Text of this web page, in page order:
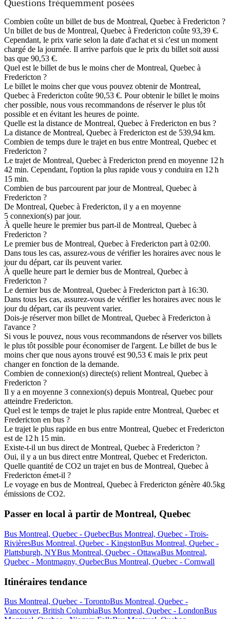
2 (+1 Des énfants)
Tripler
958 Prospect St
91,63 €
/Nuit
Questions fréquemment posées
Combien coûte un billet de bus de Montreal, Quebec à Fredericton ?
Un billet de bus de Montreal, Quebec à Fredericton coûte 93,39 €.
Cependant, le prix varie selon la date d'achat et si c'est un moment
chargé de la journée. Il arrive parfois que le prix du billet soit aussi
bas que 90,53 €.
Quel est le billet de bus le moins cher de Montreal, Quebec à
Fredericton ?
Le billet le moins cher que vous pouvez obtenir de Montreal,
Quebec à Fredericton coûte 90,53 €. Pour obtenir le billet le moins
cher possible, nous vous recommandons de réserver le plus tôt
possible et en évitant les heures de pointe.
Quelle est la distance de Montreal, Quebec à Fredericton en bus ?
La distance de Montreal, Quebec à Fredericton est de 539,94 km.
Combien de temps dure le trajet en bus entre Montreal, Quebec et
Fredericton ?
Le trajet de Montreal, Quebec à Fredericton prend en moyenne 12 h
42 min. Cependant, l'option la plus rapide vous y conduira en 12 h
15 min.
Combien de bus parcourent par jour de Montreal, Quebec à
Fredericton ?
De Montreal, Quebec à Fredericton, il y a en moyenne
5 connexion(s) par jour.
À quelle heure le premier bus part-il de Montreal, Quebec à
Fredericton ?
Le premier bus de Montreal, Quebec à Fredericton part à 02:00.
Dans tous les cas, assurez-vous de vérifier les horaires avec nous le
jour du départ, car ils peuvent varier.
À quelle heure part le dernier bus de Montreal, Quebec à
Fredericton ?
Le dernier bus de Montreal, Quebec à Fredericton part à 16:30.
Dans tous les cas, assurez-vous de vérifier les horaires avec nous le
jour du départ, car ils peuvent varier.
Dois-je réserver mon billet de Montreal, Quebec à Fredericton à
l'avance ?
Si vous le pouvez, nous vous recommandons de réserver vos billets
le plus tôt possible pour économiser de l'argent. Le billet de bus le
moins cher que nous ayons trouvé est 90,53 € mais le prix peut
changer en fonction de la demande.
Combien de connexion(s) directe(s) relient Montreal, Quebec à
Il y a en moyenne 3 connexion(s) depuis Montreal, Quebec pour
Quel est le temps de trajet le plus rapide entre Montreal, Quebec et
Fredericton en bus ?
Le trajet le plus rapide en bus entre Montreal, Quebec et Fredericton
est de 12 h 15 min.
Oui, il y a un bus direct entre Montreal, Quebec et Fredericton.
Quelle quantité de CO2 un trajet en bus de Montreal, Quebec à
Fredericton émet-il ?
Le voyage en bus de Montreal, Quebec à Fredericton génère 40.5kg
émissions de CO2.